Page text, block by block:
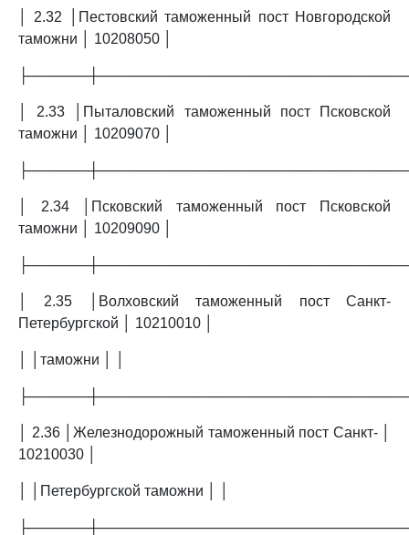
│ 2.32 │Пестовский таможенный пост Новгородской
таможни │ 10208050 │
│ 2.33 │Пыталовский таможенный пост Псковской
таможни │ 10209070 │
│ 2.34 │Псковский таможенный пост Псковской
таможни │ 10209090 │
│ 2.35 │Волховский таможенный пост Санкт-
Петербургской │ 10210010 │
│ │таможни │ │
│ 2.36 │Железнодорожный таможенный пост Санкт- │
10210030 │
│ │Петербургской таможни │ │